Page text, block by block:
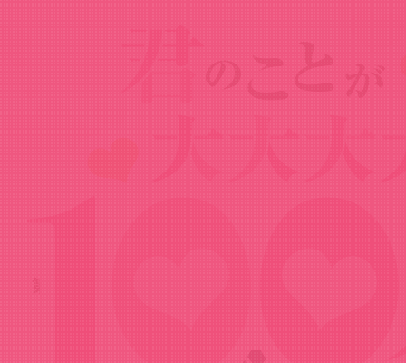
News
第24回（2025年1月24日配信）